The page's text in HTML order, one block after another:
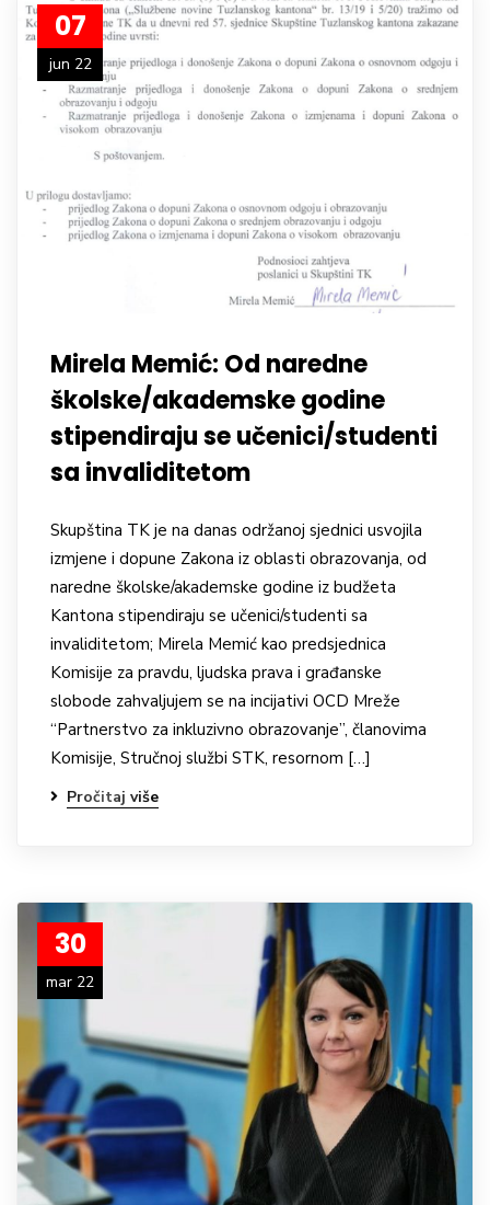
07
jun 22
Mirela Memić: Od naredne
školske/akademske godine
stipendiraju se učenici/studenti
sa invaliditetom
Skupština TK je na danas održanoj sjednici usvojila
izmjene i dopune Zakona iz oblasti obrazovanja, od
naredne školske/akademske godine iz budžeta
Kantona stipendiraju se učenici/studenti sa
invaliditetom; Mirela Memić kao predsjednica
Komisije za pravdu, ljudska prava i građanske
slobode zahvaljujem se na incijativi OCD Mreže
“Partnerstvo za inkluzivno obrazovanje”, članovima
Komisije, Stručnoj službi STK, resornom […]
Pročitaj više
30
mar 22